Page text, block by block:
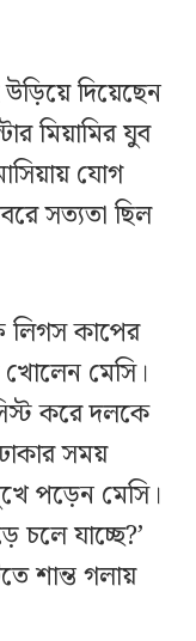
দিয়েছেন
মিয়ামির যুব
যোগ
সত্যতা ছিল
লিগস কাপের
মেসি।
করে দলকে
সময়
পড়েন মেসি।
চলে যাচ্ছে?’
শান্ত গলায়